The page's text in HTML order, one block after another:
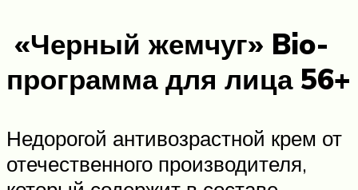
«Черный жемчуг» Bio-
программа для лица 56+
Недорогой антивозрастной крем от
отечественного производителя,